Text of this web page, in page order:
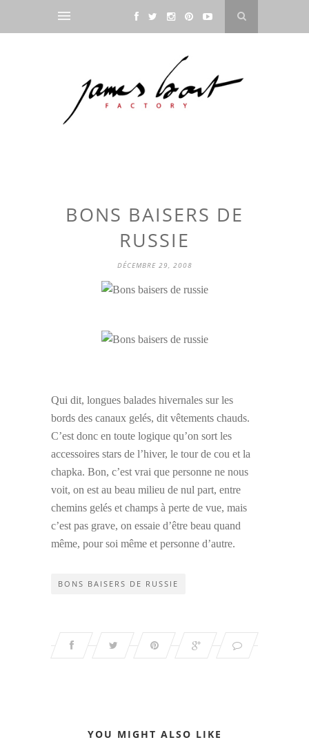
BONS BAISERS DE
RUSSIE
DÉCEMBRE 29, 2008
Qui dit, longues balades hivernales sur les
bords des canaux gelés, dit vêtements chauds.
C’est donc en toute logique qu’on sort les
accessoires stars de l’hiver, le tour de cou et la
chapka. Bon, c’est vrai que personne ne nous
voit, on est au beau milieu de nul part, entre
chemins gelés et champs à perte de vue, mais
c’est pas grave, on essaie d’être beau quand
même, pour soi même et personne d’autre.
BONS BAISERS DE RUSSIE
YOU MIGHT ALSO LIKE